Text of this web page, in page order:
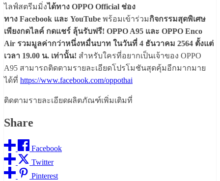
ไลฟ์สตรีมมิ่งได้ทาง OPPO Official ช่อง
ทาง Facebook และ YouTube พร้อมเข้าร่วมกิจกรรมสุดพิเศษ
เพียงกดไลค์ กดแชร์ ลุ้นรับฟรี! OPPO A95 และ OPPO Enco
Air รวมมูลค่ากว่าหนึ่งหมื่นบาท ในวันที่ 4 ธันวาคม 2564 ตั้งแต่
เวลา 19.00 น. เท่านั้น! สำหรับใครที่อยากเป็นเจ้าของ OPPO
A95 สามารถติดตามรายละเอียดโปรโมชันสุดคุ้มอีกมากมาย
ได้ที่ https://www.facebook.com/oppothai
ติดตามรายละเอียดผลิตภัณฑ์เพิ่มเติมที่
Share
Facebook
Twitter
Pinterest